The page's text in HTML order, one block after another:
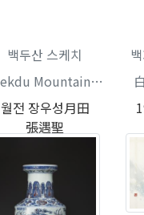
백두산 스케치
Baekdu Mountains Sketch
월전 장우성月田
張遇聖